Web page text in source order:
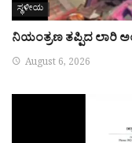
ಸ್ಥಳೀಯ
ನಿಯಂತ್ರಣ ತಪ್ಪಿದ ಲಾರಿ
August 6, 2026